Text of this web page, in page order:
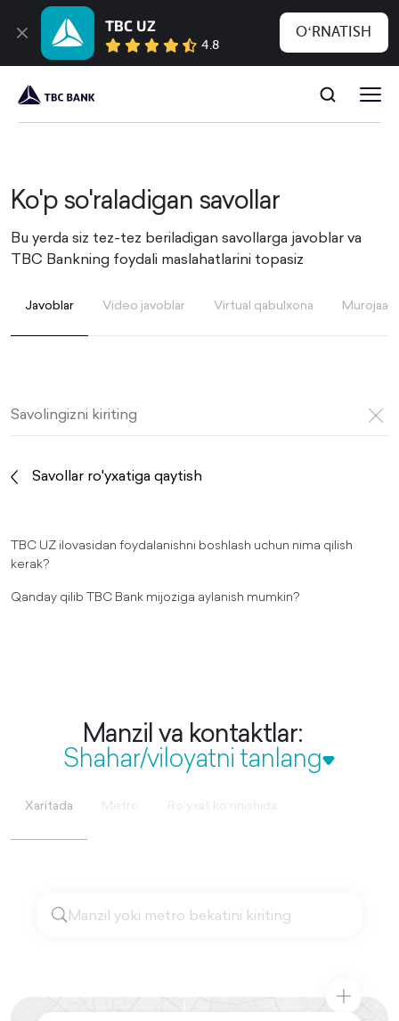
TBC UZ
4.8
OʻRNATISH
Ko'p so'raladigan savollar
Bu yerda siz tez-tez beriladigan savollarga javoblar va
TBC Bankning foydali maslahatlarini topasiz
Javoblar Video javoblar Virtual qabulxona
Savollar ro'yxatiga qaytish
TBC UZ ilovasidan foydalanishni boshlash uchun nima qilish
kerak?
Qanday qilib TBC Bank mijoziga aylanish mumkin?
Manzil va kontaktlar:
Shahar/viloyatni tanlang
Xaritada